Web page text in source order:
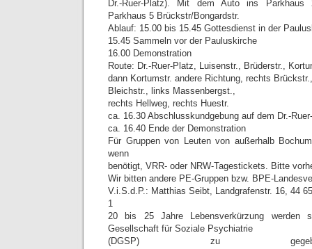
Dr.-Ruer-Platz). Mit dem Auto ins Parkhaus
Parkhaus 5 Brückstr/Bongardstr.
Ablauf: 15.00 bis 15.45 Gottesdienst in der
15.45 Sammeln vor der Pauluskirche
16.00 Demonstration
Route: Dr.-Ruer-Platz, Luisenstr., Brüderstr.,
dann Kortumstr. andere Richtung, rechts
Bleichstr., links Massenbergst.,
rechts Hellweg, rechts Huestr.
ca. 16.30 Abschlusskundgebung auf dem Dr.-
ca. 16.40 Ende der Demonstration
Für Gruppen von Leuten von außerhalb
wenn
benötigt, VRR- oder NRW-Tagestickets. Bitte
Wir bitten andere PE-Gruppen bzw. BPE-
V.i.S.d.P.: Matthias Seibt, Landgrafenstr. 16, 44
1
20 bis 25 Jahre Lebensverkürzung werden
Gesellschaft für Soziale Psychiatrie
(DGSP) zu